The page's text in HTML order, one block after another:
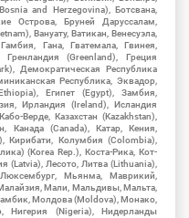
and Herzegovina), Ботсвана,
Острова, Бруней Даруссалам,
Вануату, Ватикан, Венесуэла,
Гана, Гватемала, Гвинея,
Гренландия (Greenland), Греция
Демократическая Республика
Республика, Эквадор,
Египет (Egypt), Замбия,
Ирландия (Ireland), Исландия
Верде, Казахстан (Kazakhstan),
Канада (Canada), Катар, Кения,
Кирибати, Колумбия (Colombia),
(Korea Rep.), Коста-Рика, Кот-
(Latvia), Лесото, Литва (Lithuania),
Мьянма, Маврикий,
Мали, Мальдивы, Мальта,
Молдова (Moldova), Монако,
Нигерия (Nigeria), Нидерланды